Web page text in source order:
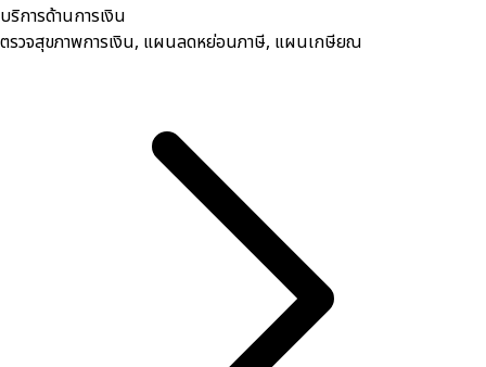
บริการด้านการเงิน
ตรวจสุขภาพการเงิน, ​แผนลดหย่อนภาษี, แผนเกษียณ